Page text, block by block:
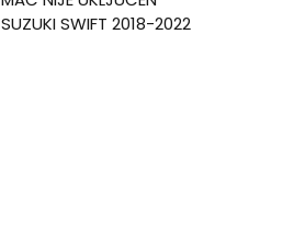
SUZUKI SWIFT 2018-2022